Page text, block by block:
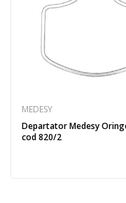
MEDESY
Departator Medesy
cod 820/2